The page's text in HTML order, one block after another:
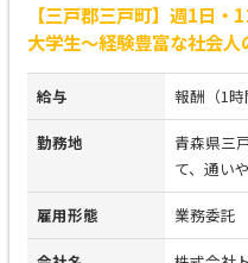
【三戸郡三戸町】週1日
大学生～経験豊富な社会人
給与 報酬（1
勤務地
青森県三
て、通い
雇用形態 業務委託